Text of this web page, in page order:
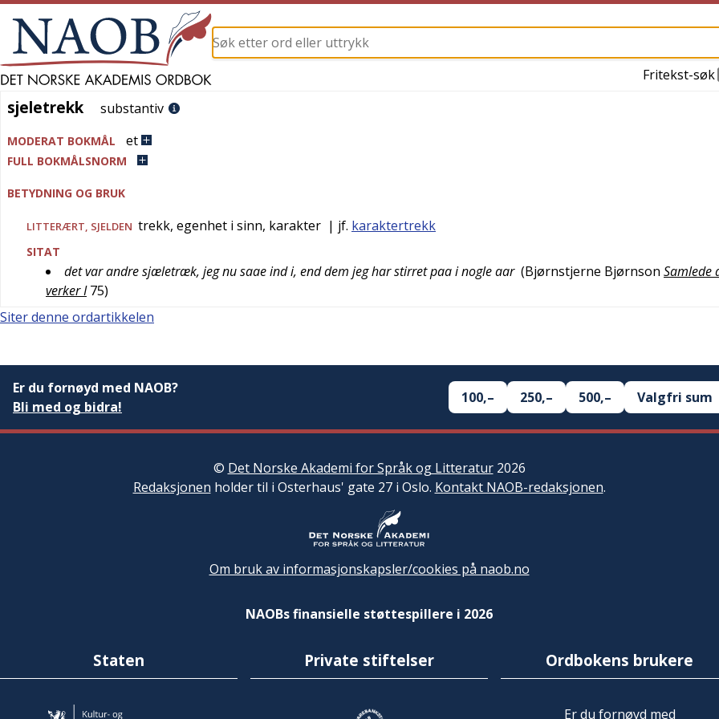
Fritekst-søk
sjeletrekk
sjeletrekk substantiv
MODERAT BOKMÅL et
FULL BOKMÅLSNORM
BETYDNING OG BRUK
LITTERÆRT SJELDEN trekk, egenhet i sinn, karakter | jf. karaktertrekk
SITAT
det var andre sjæletræk, jeg nu saae ind i, end dem jeg har stirret paa i nogle aar (Bjørnstjerne Bjørnson Samlede
verker I 75)
Siter denne ordartikkelen
Er du fornøyd med NAOB?
Bli med og bidra!
100,– 250,– 500,– Valgfri sum
© Det Norske Akademi for Språk og Litteratur2026
Redaksjonen holder til i Osterhaus' gate 27 i Oslo. Kontakt NAOB-redaksjonen.
Om bruk av informasjonskapsler/cookies på naob.no
NAOBs finansielle støttespillere i 2026
Staten Private stiftelser Ordbokens brukere
Er du fornøyd med